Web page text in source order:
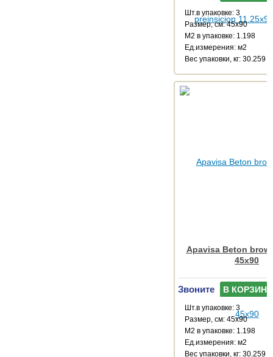
Шт.в упаковке: 3
Размер, см: 45x90
М2 в упаковке: 1.198
Ед.измерения: м2
Веc упаковки, кг: 30.259
Apavisa Beton
45x90
Звоните В КОРЗИНУ
Шт.в упаковке: 3
Размер, см: 45x90
М2 в упаковке: 1.198
Ед.измерения: м2
Веc упаковки, кг: 30.259